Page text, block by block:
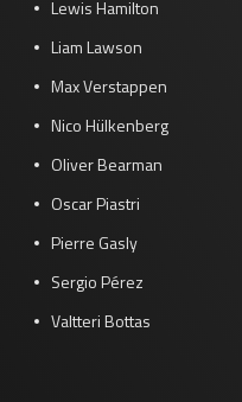
Lewis Hamilton
Liam Lawson
Max Verstappen
Nico Hülkenberg
Oliver Bearman
Oscar Piastri
Pierre Gasly
Sergio Pérez
Valtteri Bottas